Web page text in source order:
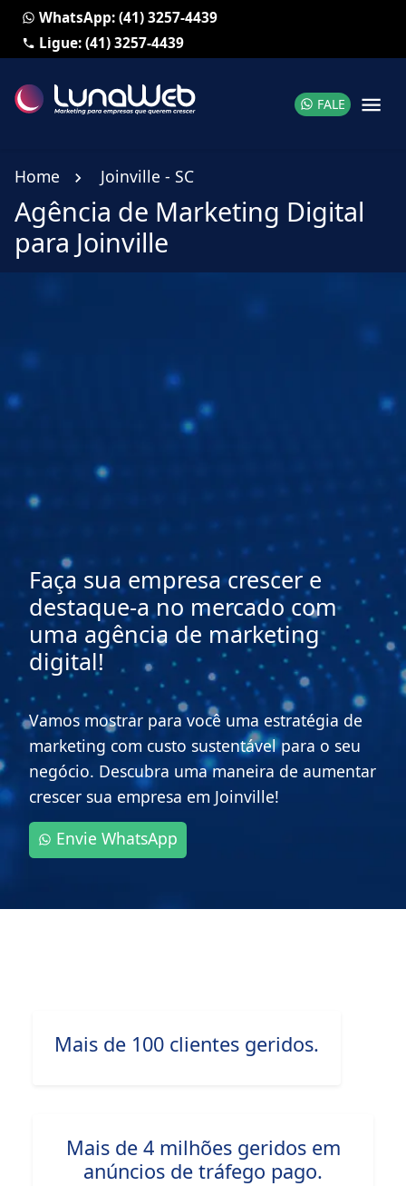
WhatsApp: (41) 3257-4439
Ligue: (41) 3257-4439
FALE
Home Joinville - SC
Agência de Marketing Digital
para Joinville
Faça sua empresa crescer e
destaque-a no mercado com
uma agência de marketing
digital!
Vamos mostrar para você uma estratégia de
marketing com custo sustentável para o seu
negócio. Descubra uma maneira de aumentar
crescer sua empresa em Joinville!
Envie WhatsApp
Mais de 100 clientes geridos.
Mais de 4 milhões geridos em
anúncios de tráfego pago.